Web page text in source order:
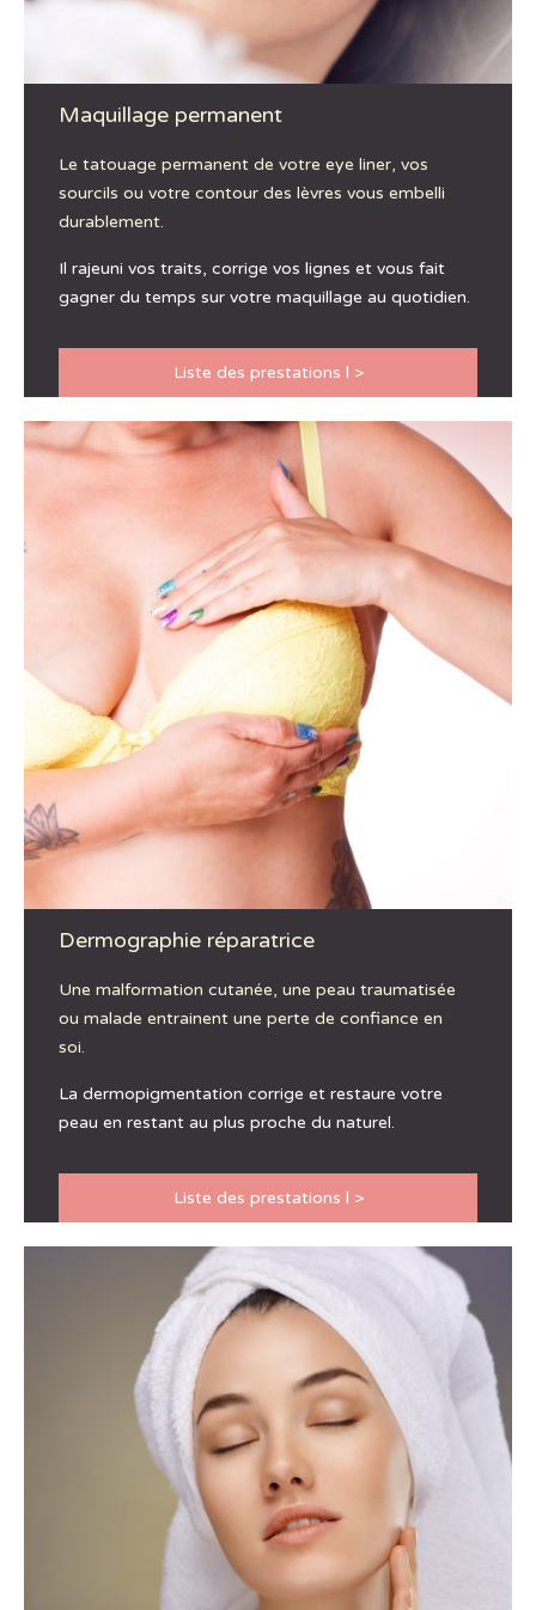
Maquillage permanent
Le tatouage permanent de votre eye liner, vos
sourcils ou votre contour des lèvres vous embelli
durablement.
Il rajeuni vos traits, corrige vos lignes et vous fait
gagner du temps sur votre maquillage au quotidien.
Liste des prestations l >
Dermographie réparatrice
Une malformation cutanée, une peau traumatisée
ou malade entrainent une perte de confiance en
soi.
La dermopigmentation corrige et restaure votre
peau en restant au plus proche du naturel.
Liste des prestations l >